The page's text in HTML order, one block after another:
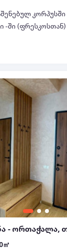
კორპუსში
-ში (ფრესკოსთან)
- ორთაჭალა,
㎡